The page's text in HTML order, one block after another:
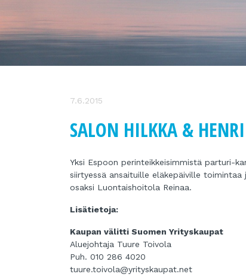
7.6.2015
SALON HILKKA &
Yksi Espoon perinteikkeisimmistä parturi-
siirtyessä ansaituille eläkepäiville
osaksi Luontaishoitola Reinaa.
Lisätietoja:
Kaupan välitti Suomen Yrityskaupat
Aluejohtaja Tuure Toivola
Puh. 010 286 4020
tuure.toivola@yrityskaupat.net